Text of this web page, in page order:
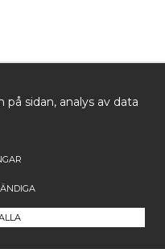
sidan, analys av data